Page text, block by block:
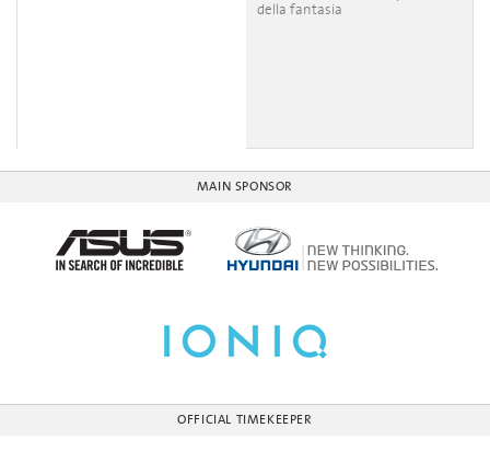
della fantasia
MAIN SPONSOR
OFFICIAL TIMEKEEPER